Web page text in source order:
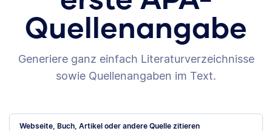
Quellenangabe
Generiere ganz einfach Literaturverzeichnisse
sowie Quellenangaben im Text.
Webseite, Buch, Artikel oder andere Quelle zitieren